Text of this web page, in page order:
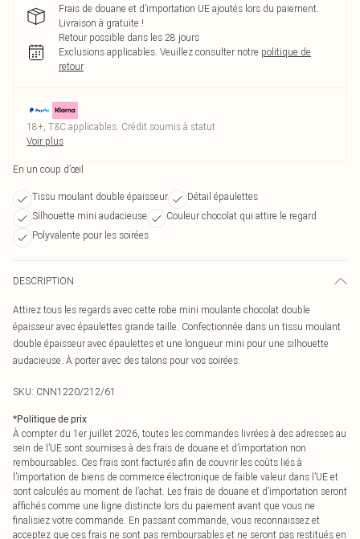
Frais de douane et d’importation UE ajoutés lors du paiement.
Livraison à gratuite !
Retour possible dans les 28 jours
Exclusions applicables. Veuillez consulter notre politique de
retour
18+, T&C applicables. Crédit soumis à statut
Voir plus
En un coup d’œil
Tissu moulant double épaisseur
Détail épaulettes
Silhouette mini audacieuse
Couleur chocolat qui attire le regard
Polyvalente pour les soirées
DESCRIPTION
Attirez tous les regards avec cette robe mini moulante chocolat double
épaisseur avec épaulettes grande taille. Confectionnée dans un tissu moulant
double épaisseur avec épaulettes et une longueur mini pour une silhouette
audacieuse. À porter avec des talons pour vos soirées.
SKU: CNN1220/212/61
*Politique de prix
À compter du 1er juillet 2026, toutes les commandes livrées à des adresses au
sein de l’UE sont soumises à des frais de douane et d’importation non
remboursables. Ces frais sont facturés afin de couvrir les coûts liés à
l’importation de biens de commerce électronique de faible valeur dans l’UE et
sont calculés au moment de l’achat. Les frais de douane et d’importation seront
affichés comme une ligne distincte lors du paiement avant que vous ne
finalisiez votre commande. En passant commande, vous reconnaissez et
acceptez que ces frais ne sont pas remboursables et ne seront pas restitués en